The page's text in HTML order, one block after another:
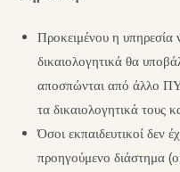
Προκειμένου η
δικαιολογητικά θα
αποσπώνται από άλλο
τα δικαιολογητικά τους
Όσοι εκπαιδευτικοί δεν
προηγούμενο διάστημα